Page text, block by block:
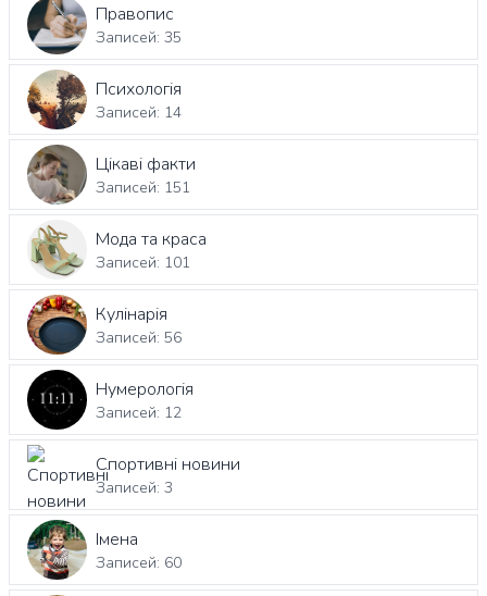
Правопис
Записей: 35
Психологія
Записей: 14
Цікаві факти
Записей: 151
Мода та краса
Записей: 101
Кулінарія
Записей: 56
Нумерологія
Записей: 12
Спортивні новини
Записей: 3
Імена
Записей: 60